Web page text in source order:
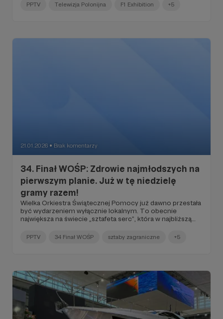
PPTV Telewizja Polonijna F1 Exhibition +5
21.01.2026 ● Brak komentarzy
34. Finał WOŚP: Zdrowie najmłodszych na
pierwszym planie. Już w tę niedzielę
gramy razem!
Wielka Orkiestra Świątecznej Pomocy już dawno przestała
być wydarzeniem wyłącznie lokalnym. To obecnie
największa na świecie „sztafeta serc”, która w najbliższą
wszystkich kontynentach.
PPTV 34 Finał WOŚP sztaby zagraniczne +5